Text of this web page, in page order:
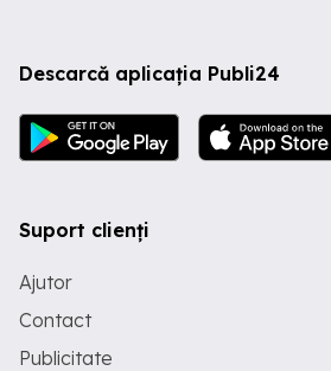
Descarcă aplicația Publi24
Suport clienți
Ajutor
Contact
Publicitate